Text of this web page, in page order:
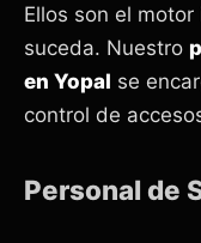
Ellos son el
suceda. Nuestro
en Yopal se
control de
Personal de